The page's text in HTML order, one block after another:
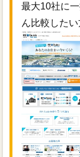
最大10社に
ん比較したい